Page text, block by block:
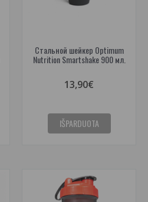
Стальной шейкер Optimum
Nutrition Smartshake 900 мл.
13,90€
IŠPARDUOTA